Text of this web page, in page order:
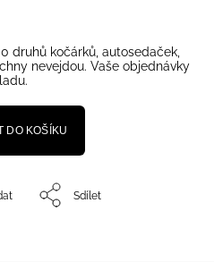
druhů kočárků, autosedaček,
nevejdou. Vaše objednávky
DO KOŠÍKU
Sdílet